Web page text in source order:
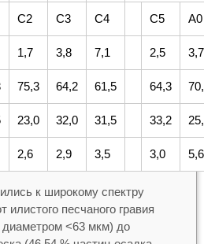
C2 C3 C4 C5 A0
1,7 3,8 7,1 2,5 3,7
75,3 64,2 61,5 64,3
23,0 32,0 31,5 33,2
2,6 2,9 3,5 3,0 5,6
к широкому спектру
илистого песчаного гравия
диаметром <63 мкм) до